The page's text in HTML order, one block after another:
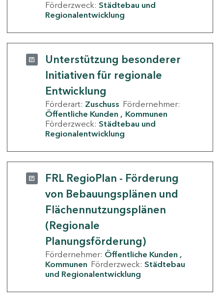
Förderzweck: Städtebau und
Regionalentwicklung
Unterstützung besonderer
Initiativen für regionale
Entwicklung
Förderart: Zuschuss Fördernehmer:
Öffentliche Kunden
Kommunen
Förderzweck: Städtebau und
Regionalentwicklung
FRL RegioPlan - Förderung
von Bebauungsplänen und
Flächennutzungsplänen
(Regionale
Planungsförderung)
Fördernehmer: Öffentliche Kunden
Kommunen Förderzweck: Städtebau
und Regionalentwicklung